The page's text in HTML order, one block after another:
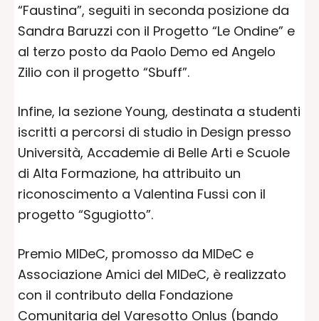
“Faustina”, seguiti in seconda posizione da
Sandra Baruzzi con il Progetto “Le Ondine” e
al terzo posto da Paolo Demo ed Angelo
Zilio con il progetto “Sbuff”.
Infine, la sezione Young, destinata a studenti
iscritti a percorsi di studio in Design presso
Università, Accademie di Belle Arti e Scuole
di Alta Formazione, ha attribuito un
riconoscimento a Valentina Fussi con il
progetto “Sgugiotto”.
Premio MIDeC, promosso da MIDeC e
Associazione Amici del MIDeC, è realizzato
con il contributo della Fondazione
Comunitaria del Varesotto Onlus (bando